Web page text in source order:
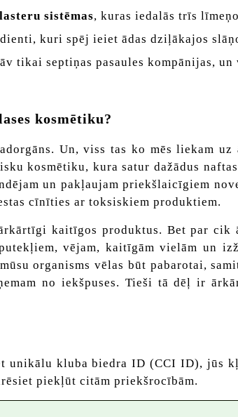
sistēmas, kuras iedalās trīs
kuri spēj ieiet ādas dziļākajos
tikai septiņas pasaules kompānijas, un
kosmētiku?
Un, viss tas ko mēs liekam uz
kosmētiku, kura satur dažādus
un pakļaujam priekšlaicīgiem
cīnīties ar toksiskiem produktiem.
kaitīgos produktus. Bet par cik
vējam, kaitīgām vielām un
organisms vēlas būt pabarotai,
no iekšpuses. Tieši tā dēļ ir
unikālu kluba biedra ID (CCI ID), jūs
piekļūt citām priekšrocībām.